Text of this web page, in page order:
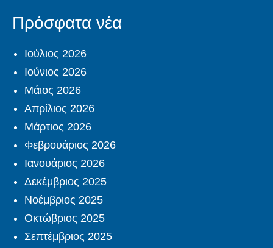
Πρόσφατα νέα
Ιούλιος 2026
Ιούνιος 2026
Μάιος 2026
Απρίλιος 2026
Μάρτιος 2026
Φεβρουάριος 2026
Ιανουάριος 2026
Δεκέμβριος 2025
Νοέμβριος 2025
Οκτώβριος 2025
Σεπτέμβριος 2025